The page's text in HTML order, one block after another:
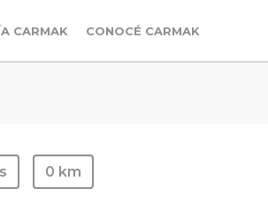
CARMAK CONOCÉ CARMAK
0 km